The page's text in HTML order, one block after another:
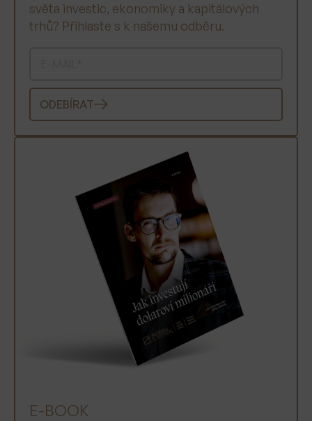
světa investic, ekonomiky a kapitálových
trhů? Přihlaste s k našemu odběru.
ODEBÍRAT
E-BOOK